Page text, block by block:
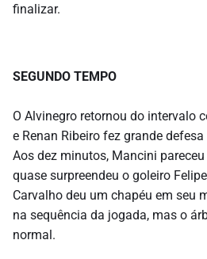
finalizar.
SEGUNDO TEMPO
O Alvinegro retornou do intervalo
e Renan Ribeiro fez grande
Aos dez minutos, Mancini
quase surpreendeu o goleiro
Carvalho deu um chapéu em seu
na sequência da jogada, mas o
normal.